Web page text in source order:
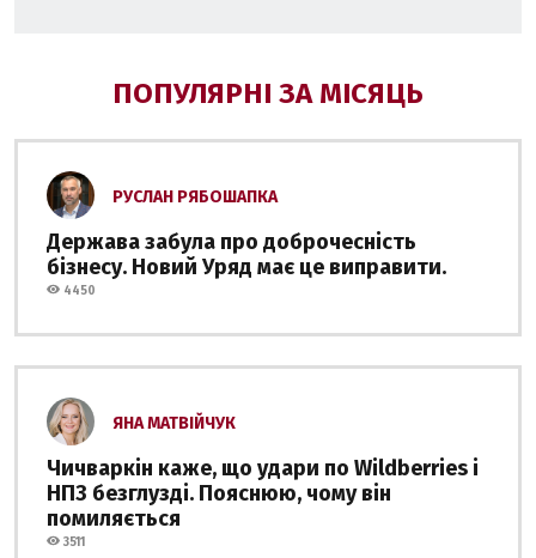
ПОПУЛЯРНІ ЗА МІСЯЦЬ
РУСЛАН РЯБОШАПКА
Держава забула про доброчесність
бізнесу. Новий Уряд має це виправити.
4450
ЯНА МАТВІЙЧУК
Чичваркін каже, що удари по Wildberries і
НПЗ безглузді. Пояснюю, чому він
помиляється
3511